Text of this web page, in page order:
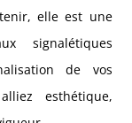
elle est une
signalétiques
de vos
esthétique,